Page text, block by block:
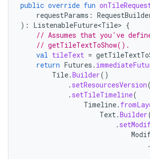
public override fun
requestParams :
):
ListenableFuture<Tile> {
// Assumes that you've
// getTileTextToShow().
val tileText =
return Futures .
Tile.Builder()
. setResourcesVersion(
. setTileTimeline(
Timeline.
Text.Builder
.
.